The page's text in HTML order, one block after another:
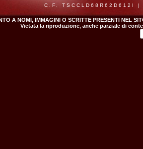
C.F. TSCCLD68R62D612I
A NOMI, IMMAGINI O SCRITTE PRESENTI NEL
Vietata la riproduzione, anche parziale di